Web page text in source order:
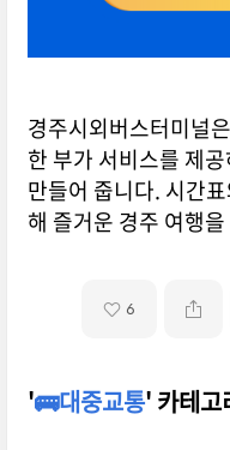
경주시외버스터미널
한 부가 서비스를 제
만들어 줍니다. 시간
해 즐거운 경주 여행
6
'🚌대중교통' 카테고